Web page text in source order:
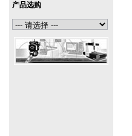
产品选购